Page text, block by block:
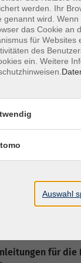
und
Stream/
beitreten
Firefox,
diesen
auch gleich das
Gerät
Seite".
wurde, sollte
der
ausreichend
Veranstaltung
für die
werden. Ihr
genannt wird.
das Cookie an
für Websites
des
ein. Weitere
Auswahl